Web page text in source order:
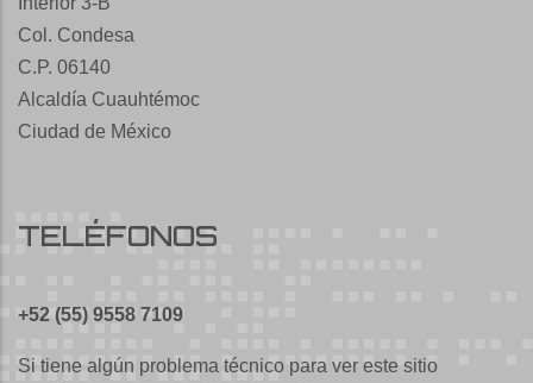
Col. Condesa
C.P. 06140
Alcaldía Cuauhtémoc
Ciudad de México
TELÉFONOS
+52 (55) 9558 7109
Si tiene algún problema técnico para ver este sitio